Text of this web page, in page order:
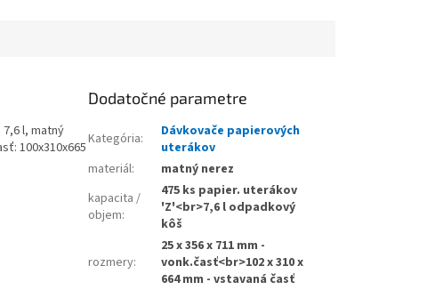
l, matný
100x310x665
Dodatočné parametre
Kategória:
Dávkovače papierových
uterákov
materiál:
matný nerez
kapacita /
objem:
475 ks papier. uterákov
'Z'<br>7,6 l odpadkový
kôš
rozmery:
25 x 356 x 711 mm -
vonk.časť<br>102 x 310 x
664 mm - vstavaná časť